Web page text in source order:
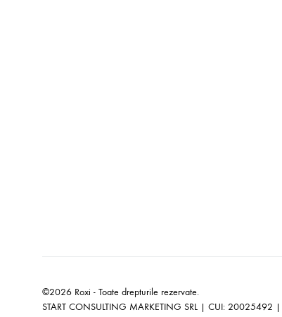
©2026 Roxi - Toate drepturile rezervate.
START CONSULTING MARKETING SRL | CUI: